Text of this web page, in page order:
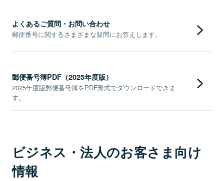
よくあるご質問・お問い合わせ
郵便番号に関するさまざまな疑問にお答えします。
郵便番号簿PDF（2025年度版）
2025年度版郵便番号簿をPDF形式でダウンロードできま
す。
ビジネス・法人のお客さま向け
情報